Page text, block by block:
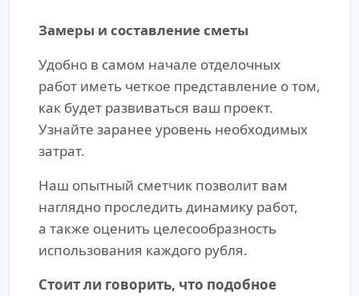
Замеры и составление сметы
Удобно в самом начале отделочных
работ иметь четкое представление о том,
как будет развиваться ваш проект.
Узнайте заранее уровень необходимых
затрат.
Наш опытный сметчик позволит вам
наглядно проследить динамику работ,
а также оценить целесообразность
использования каждого рубля.
Стоит ли говорить, что подобное